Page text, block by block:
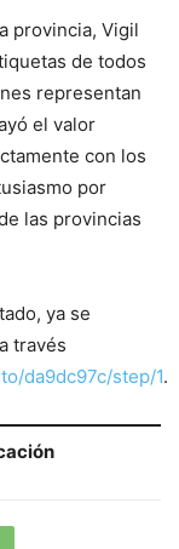
provincia, Vigil
de todos
representan
el valor
con los
por
las provincias
ya se
través
da9dc97c/step/1.